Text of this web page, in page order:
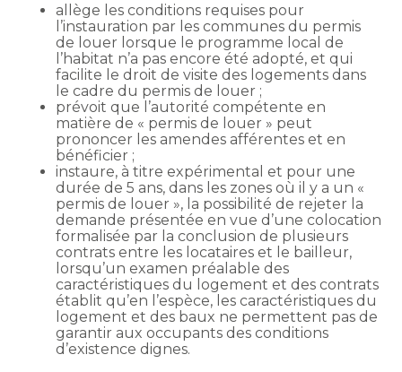
allège les conditions requises pour
l’instauration par les communes du permis
de louer lorsque le programme local de
l’habitat n’a pas encore été adopté, et qui
facilite le droit de visite des logements dans
le cadre du permis de louer ;
prévoit que l’autorité compétente en
matière de « permis de louer » peut
prononcer les amendes afférentes et en
bénéficier ;
instaure, à titre expérimental et pour une
durée de 5 ans, dans les zones où il y a un «
permis de louer », la possibilité de rejeter la
demande présentée en vue d’une colocation
formalisée par la conclusion de plusieurs
contrats entre les locataires et le bailleur,
lorsqu’un examen préalable des
caractéristiques du logement et des contrats
établit qu’en l’espèce, les caractéristiques du
logement et des baux ne permettent pas de
garantir aux occupants des conditions
d’existence dignes.